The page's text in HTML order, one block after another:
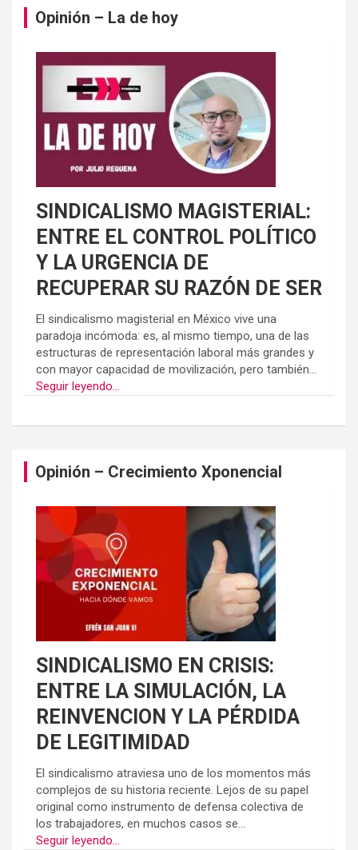
Opinión – La de hoy
SINDICALISMO MAGISTERIAL:
ENTRE EL CONTROL POLÍTICO
Y LA URGENCIA DE
RECUPERAR SU RAZÓN DE SER
El sindicalismo magisterial en México vive una
paradoja incómoda: es, al mismo tiempo, una de las
estructuras de representación laboral más grandes y
con mayor capacidad de movilización, pero también...
Seguir leyendo...
Opinión – Crecimiento Xponencial
SINDICALISMO EN CRISIS:
ENTRE LA SIMULACIÓN, LA
REINVENCION Y LA PÉRDIDA
DE LEGITIMIDAD
El sindicalismo atraviesa uno de los momentos más
complejos de su historia reciente. Lejos de su papel
original como instrumento de defensa colectiva de
los trabajadores, en muchos casos se...
Seguir leyendo...